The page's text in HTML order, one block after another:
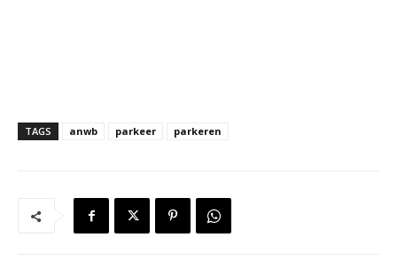
TAGS anwb parkeer parkeren